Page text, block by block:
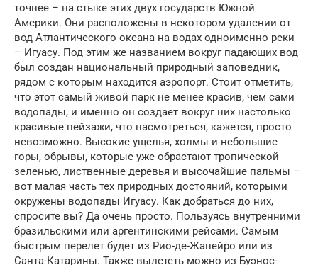
точнее – на стыке этих двух государств Южной
Америки. Они расположены в некотором удалении от
вод Атлантического океана на водах одноименно реки
– Игуасу. Под этим же названием вокруг падающих вод
был создан национальный природный заповедник,
рядом с которым находится аэропорт. Стоит отметить,
что этот самый живой парк не менее красив, чем сами
водопады, и именно он создает вокруг них настолько
красивые пейзажи, что насмотреться, кажется, просто
невозможно. Высокие ущелья, холмы и небольшие
горы, обрывы, которые уже обрастают тропической
зеленью, лиственные деревья и высочайшие пальмы –
вот малая часть тех природных достояний, которыми
окружены водопады Игуасу. Как добраться до них,
спросите вы? Да очень просто. Пользуясь внутренними
бразильскими или аргентинскими рейсами. Самым
быстрым перелет будет из Рио-де-Жанейро или из
Санта-Катарины. Также вылететь можно из Буэнос-